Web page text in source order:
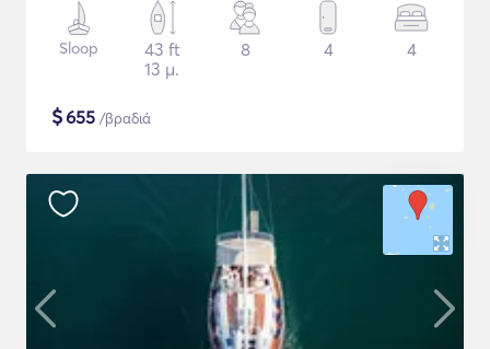
Sloop
43 ft
13 μ.
8 4 4
$655 /βραδιά